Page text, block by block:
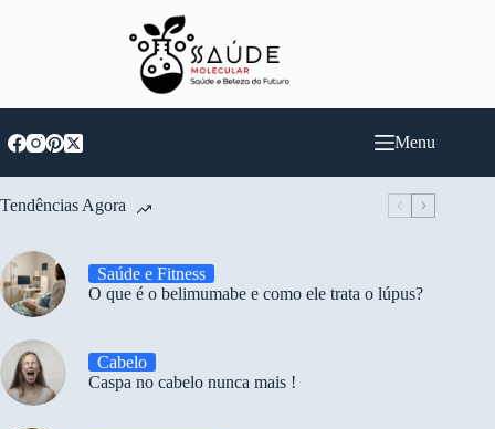
Menu
Tendências Agora
Saúde e Fitness
O que é o belimumabe e como ele trata o lúpus?
Cabelo
Caspa no cabelo nunca mais !